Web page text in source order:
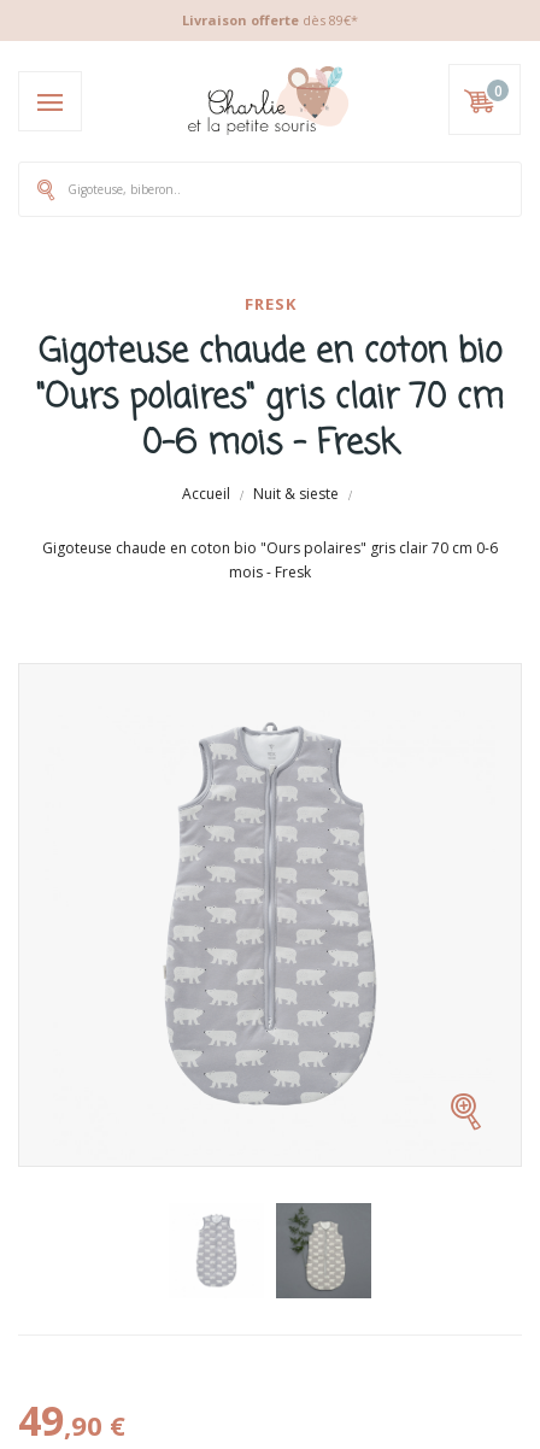
Livraison offerte dès 89€*
0
FRESK
Gigoteuse chaude en coton bio
"Ours polaires" gris clair 70 cm
0-6 mois - Fresk
Accueil Nuit & sieste
Gigoteuse chaude en coton bio "Ours polaires" gris clair 70 cm 0-6
mois - Fresk
49,90 €